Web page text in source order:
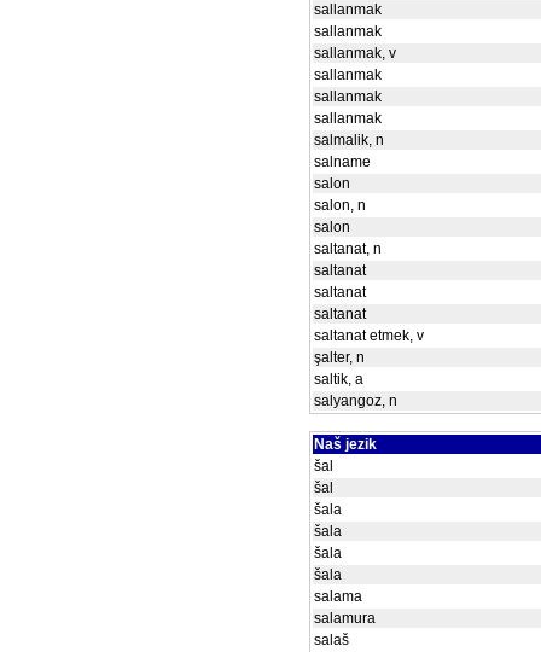
sallanmak
sallanmak
sallanmak, v
sallanmak
sallanmak
sallanmak
salmalik, n
salname
salon
salon, n
salon
saltanat, n
saltanat
saltanat
saltanat
saltanat etmek, v
şalter, n
saltik, a
salyangoz, n
Naš jezik
šal
šal
šala
šala
šala
šala
salama
salamura
salaš